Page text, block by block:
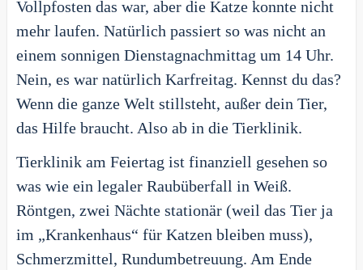
Vollpfosten das war, aber die Katze konnte nicht
mehr laufen. Natürlich passiert so was nicht an
einem sonnigen Dienstagnachmittag um 14 Uhr.
Nein, es war natürlich Karfreitag. Kennst du das?
Wenn die ganze Welt stillsteht, außer dein Tier,
das Hilfe braucht. Also ab in die Tierklinik.
Tierklinik am Feiertag ist finanziell gesehen so
was wie ein legaler Raubüberfall in Weiß.
Röntgen, zwei Nächte stationär (weil das Tier ja
im „Krankenhaus“ für Katzen bleiben muss),
Schmerzmittel, Rundumbetreuung. Am Ende